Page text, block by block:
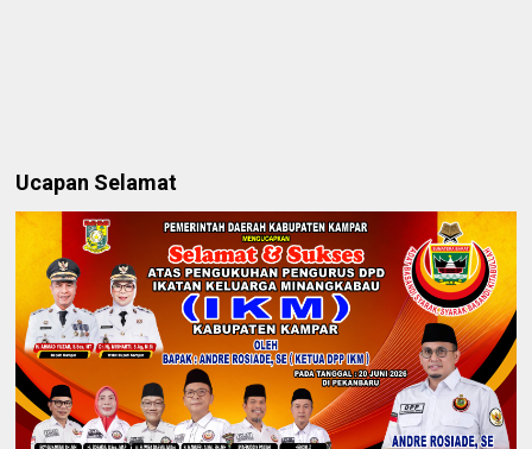
Ucapan Selamat